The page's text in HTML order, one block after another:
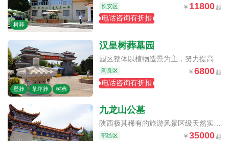
树葬
长安区 11800
电话咨询有折扣
壁葬 草坪葬 树葬
汉皇树葬墓园
阎良区 6800
电话咨询有折扣
九龙山公墓
陕西极其稀有的旅游风景区级天然实景墓园，墓园背靠巍巍秦岭，面向潺潺渭水，暴、竹二峪左右奔流
鄠邑区 35000